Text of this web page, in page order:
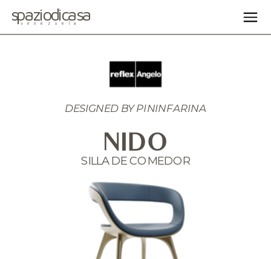
DESIGNED BY PININFARINA
NIDO
SILLA DE COMEDOR
spaziodicasa
venezuela